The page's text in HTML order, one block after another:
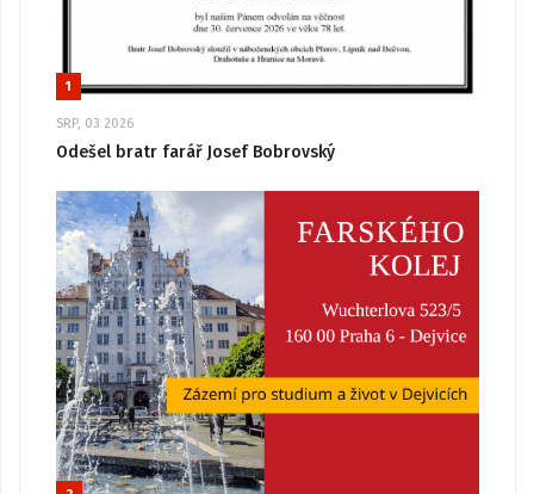
1
SRP, 03 2026
Odešel bratr farář Josef Bobrovský